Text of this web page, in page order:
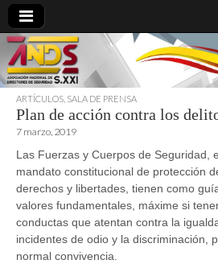
directoresdeseguridad.es
ARTÍCULOS SALA DE PRENSA
Plan de acción contra los
7 marzo, 2019
Las Fuerzas y Cuerpos de Seguridad,
mandato constitucional de protección
derechos y libertades, tienen como
valores fundamentales, máxime si
conductas que atentan contra la
incidentes de odio y la discriminación,
normal convivencia.